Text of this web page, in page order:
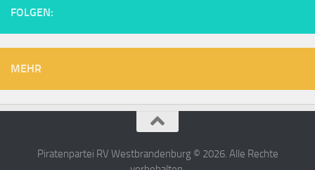
FOLGEN:
MEHR
Piratenpartei RV Westbrandenburg © 2026. Alle Rechte